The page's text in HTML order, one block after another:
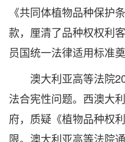
《共同体植物品种保护
款，厘清了品种权权利
员国统一法律适用标准
澳大利亚高等法院
法合宪性问题。西澳大
府，质疑《植物品种权
限。澳大利亚高等法院